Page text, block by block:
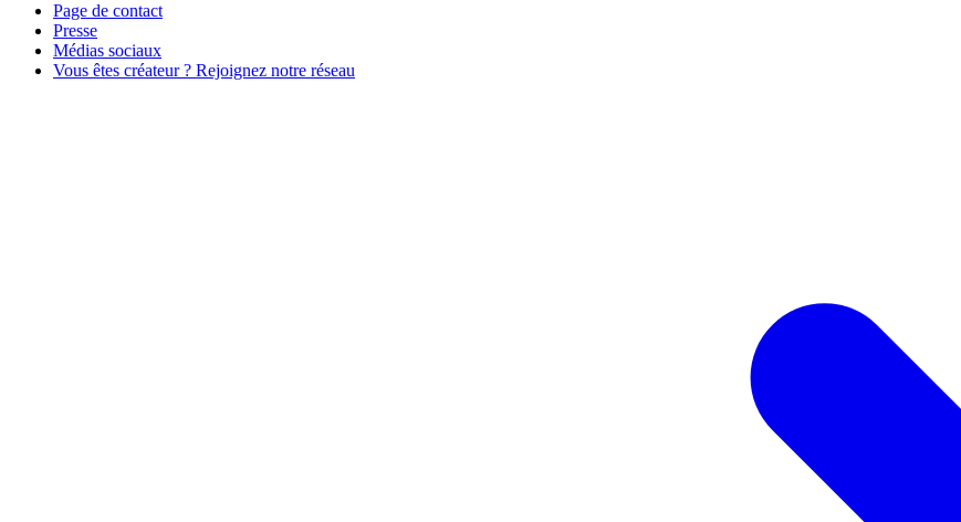
Page de contact
Presse
Médias sociaux
Vous êtes créateur ? Rejoignez notre réseau